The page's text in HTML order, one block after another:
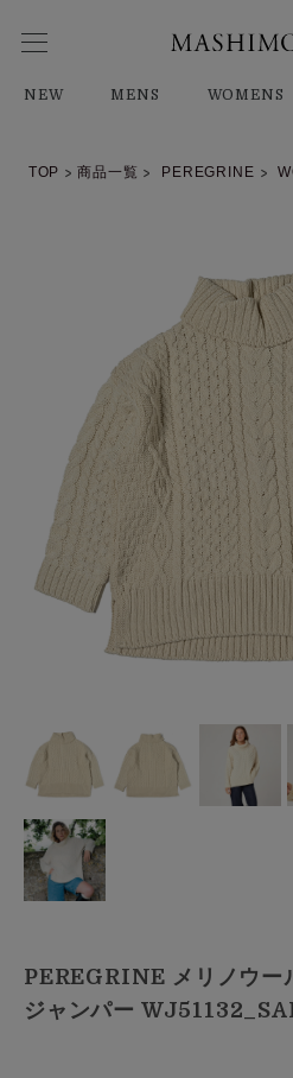
NEW MENS WOMENS
TOP 商品一覧 PEREGRINE
PEREGRINE メリノウー
ジャンパー